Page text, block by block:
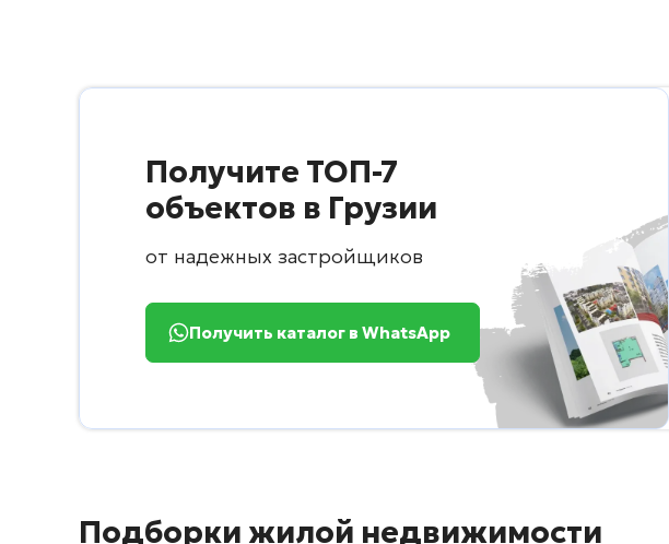
Получите ТОП-7
объектов в Грузии
от надежных застройщиков
Получить каталог в WhatsApp
Подборки жилой недвижимости